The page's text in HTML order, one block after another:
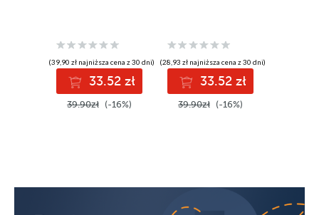
(39,90 zł najniższa cena z 30 dni)
33.52 zł
39.90zł (-16%)
(28,93 zł najniższa cena z 30 dni)
33.52 zł
39.90zł (-16%)